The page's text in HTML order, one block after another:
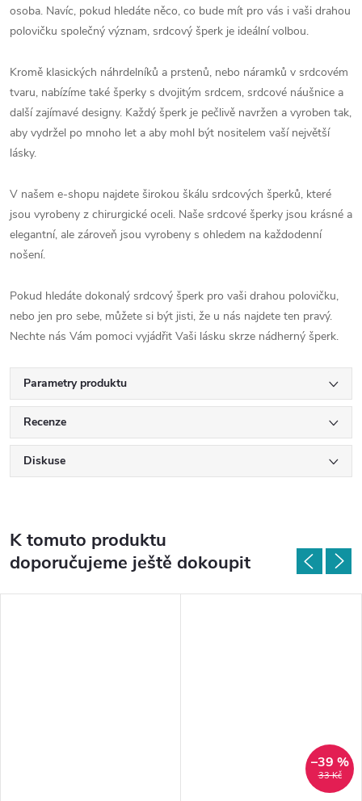
osoba. Navíc, pokud hledáte něco, co bude mít pro vás i vaši drahou
polovičku společný význam, srdcový šperk je ideální volbou.
Kromě klasických náhrdelníků a prstenů, nebo náramků v srdcovém
tvaru, nabízíme také šperky s dvojitým srdcem, srdcové náušnice a
další zajímavé designy. Každý šperk je pečlivě navržen a vyroben tak,
aby vydržel po mnoho let a aby mohl být nositelem vaší největší
lásky.
V našem e-shopu najdete širokou škálu srdcových šperků, které
jsou vyrobeny z chirurgické oceli. Naše srdcové šperky jsou krásné a
elegantní, ale zároveň jsou vyrobeny s ohledem na každodenní
nošení.
Pokud hledáte dokonalý srdcový šperk pro vaši drahou polovičku,
nebo jen pro sebe, můžete si být jisti, že u nás najdete ten pravý.
Nechte nás Vám pomoci vyjádřit Vaši lásku skrze nádherný šperk.
Parametry produktu
Recenze
Diskuse
K tomuto produktu
doporučujeme ještě dokoupit
33 Kč
–39 %